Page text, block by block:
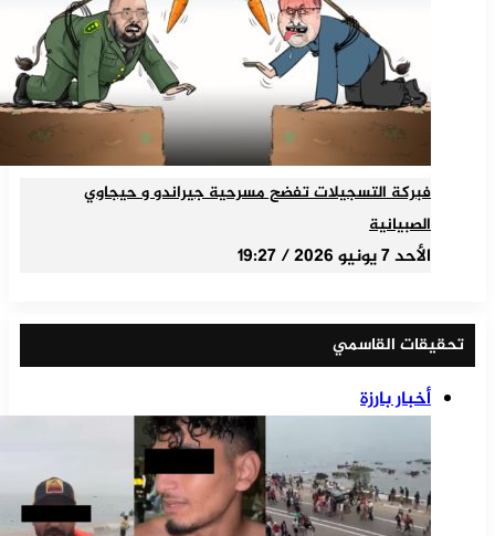
فبركة التسجيلات تفضح مسرحية جيراندو و حيجاوي
الصبيانية
الأحد 7 يونيو 2026 / 19:27
تحقيقات القاسمي
أخبار بارزة